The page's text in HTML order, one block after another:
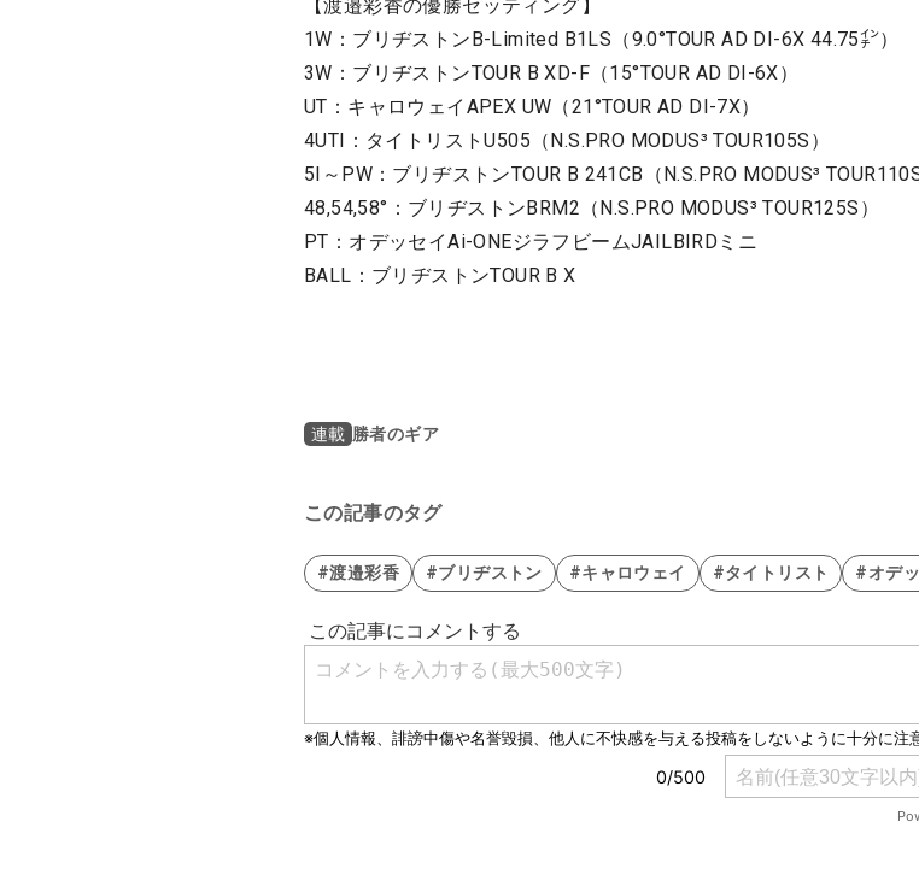
【渡邉彩香の優勝セッティング】
1W：ブリヂストンB-Limited B1LS（9.0°TOUR AD DI-6X 44.75㌅）
3W：ブリヂストンTOUR B XD-F（15°TOUR AD DI-6X）
UT：キャロウェイAPEX UW（21°TOUR AD DI-7X）
4UTI：タイトリストU505（N.S.PRO MODUS³ TOUR105S）
5I～PW：ブリヂストンTOUR B 241CB（N.S.PRO MODUS³ TOUR110S
48,54,58°：ブリヂストンBRM2（N.S.PRO MODUS³ TOUR125S）
PT：オデッセイAi-ONEジラフビームJAILBIRDミニ
BALL：ブリヂストンTOUR B X
連載 勝者のギア
この記事のタグ
#渡邉彩香 #ブリヂストン #キャロウェイ #タイトリスト #オデ